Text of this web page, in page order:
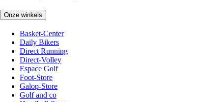
Onze winkels
Basket-Center
Daily Bikers
Direct Running
Direct-Volley
Espace Golf
Foot-Store
Galop-Store
Golf and co